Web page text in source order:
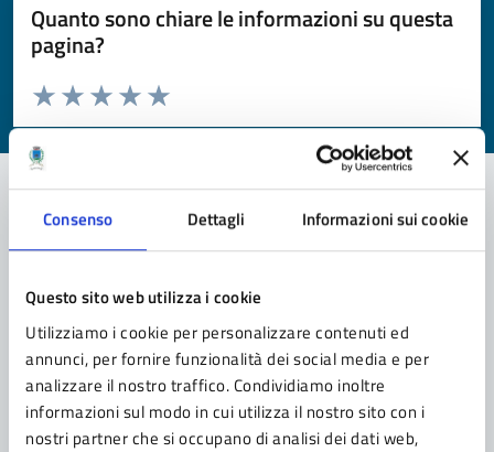
Consenso Dettagli Informazioni sui cookie
Questo sito web utilizza i cookie
Utilizziamo i cookie per personalizzare contenuti ed
annunci, per fornire funzionalità dei social media e per
analizzare il nostro traffico. Condividiamo inoltre
informazioni sul modo in cui utilizza il nostro sito con i
nostri partner che si occupano di analisi dei dati web,
Quanto sono chiare le informazioni su questa
pagina?
Valuta da 1 a 5 stelle la pagina
Valuta 5 stelle su 5
Valuta 4 stelle su 5
Valuta 3 stelle su 5
Valuta 2 stelle su 5
Valuta 1 stelle su 5
Contatta il comune
Leggi le domande frequenti
Richiedi assistenza
Prenota appuntamento
Problemi in città